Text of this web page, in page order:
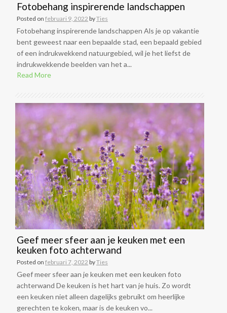
Fotobehang inspirerende landschappen
Posted on februari 9, 2022 byTies
Fotobehang inspirerende landschappen Als je op vakantie
bent geweest naar een bepaalde stad, een bepaald gebied
of een indrukwekkend natuurgebied, wil je het liefst de
indrukwekkende beelden van het a...
Read More
Geef meer sfeer aan je keuken met een
keuken foto achterwand
Posted on februari 7, 2022 byTies
Geef meer sfeer aan je keuken met een keuken foto
achterwand De keuken is het hart van je huis. Zo wordt
een keuken niet alleen dagelijks gebruikt om heerlijke
gerechten te koken, maar is de keuken vo...